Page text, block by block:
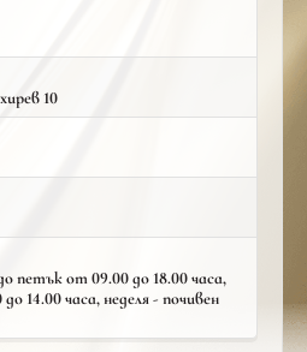
10
петък от 09.00 до 18.00 часа,
14.00 часа, неделя - почивен